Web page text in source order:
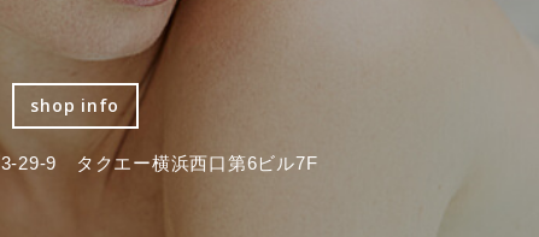
shop info
29-9 タクエー横浜西口第6ビル7F